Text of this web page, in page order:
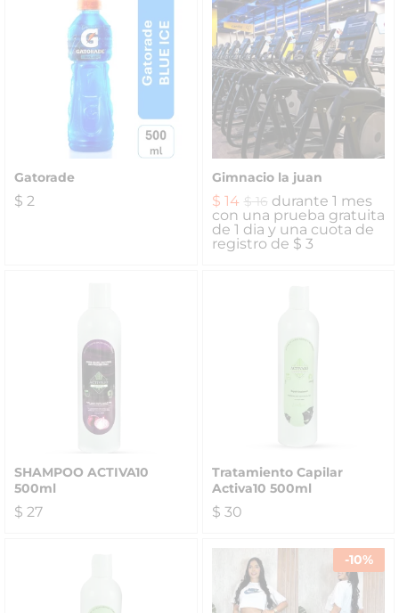
Gatorade
$ 2
Gimnacio la juan
$ 14 $16 durante 1 mes
con una prueba gratuita
de 1 dia y una cuota de
registro de $ 3
SHAMPOO ACTIVA10
500ml
$ 27
Tratamiento Capilar
Activa10 500ml
$ 30
-10%